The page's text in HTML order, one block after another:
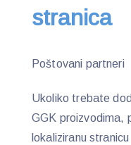
stranica
Poštovani partneri
Ukoliko trebate
GGK proizvodima,
lokaliziranu stranicu